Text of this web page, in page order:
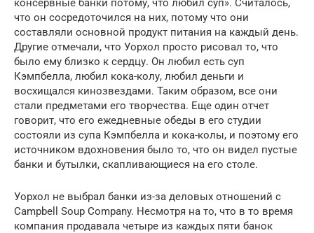
консервные банки потому, что любил суп». Считалось,
что он сосредоточился на них, потому что они
составляли основной продукт питания на каждый день.
Другие отмечали, что Уорхол просто рисовал то, что
было ему близко к сердцу. Он любил есть суп
Кэмпбелла, любил кока-колу, любил деньги и
восхищался кинозвездами. Таким образом, все они
стали предметами его творчества. Еще один отчет
говорит, что его ежедневные обеды в его студии
состояли из супа Кэмпбелла и кока-колы, и поэтому его
источником вдохновения было то, что он видел пустые
банки и бутылки, скапливающиеся на его столе.
Уорхол не выбрал банки из-за деловых отношений с
Campbell Soup Company. Несмотря на то, что в то время
компания продавала четыре из каждых пяти банок